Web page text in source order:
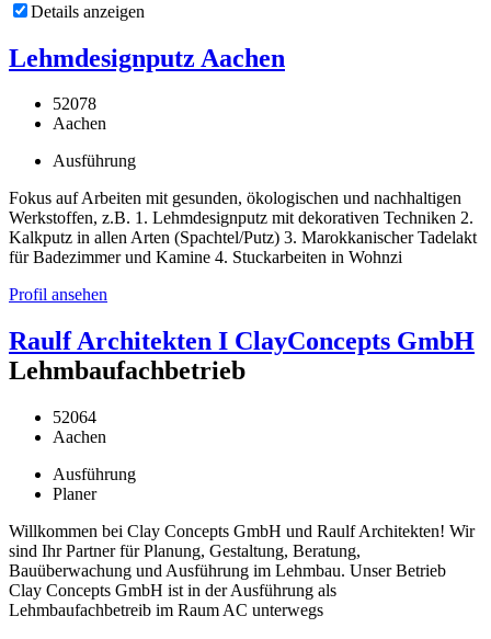
Details anzeigen
Lehmdesignputz Aachen
52078
Aachen
Ausführung
Fokus auf Arbeiten mit gesunden, ökologischen und nachhaltigen
Werkstoffen, z.B. 1. Lehmdesignputz mit dekorativen Techniken 2.
Kalkputz in allen Arten (Spachtel/Putz) 3. Marokkanischer Tadelakt
für Badezimmer und Kamine 4. Stuckarbeiten in Wohnzi
Profil ansehen
Raulf Architekten I ClayConcepts GmbH
Lehmbaufachbetrieb
52064
Aachen
Ausführung
Planer
Willkommen bei Clay Concepts GmbH und Raulf Architekten! Wir
sind Ihr Partner für Planung, Gestaltung, Beratung,
Bauüberwachung und Ausführung im Lehmbau. Unser Betrieb
Clay Concepts GmbH ist in der Ausführung als
Lehmbaufachbetreib im Raum AC unterwegs